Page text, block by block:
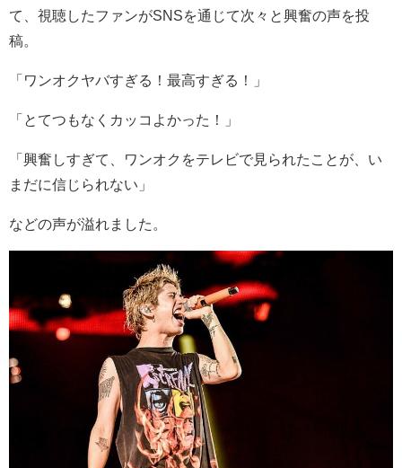
て、視聴したファンがSNSを通じて次々と興奮の声を投
稿。
「ワンオクヤバすぎる！最高すぎる！」
「とてつもなくカッコよかった！」
「興奮しすぎて、ワンオクをテレビで見られたことが、い
まだに信じられない」
などの声が溢れました。